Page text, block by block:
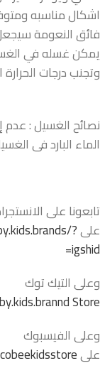
اشكال مناسبه
فائق النعومة
يمكن غسله في
وتجنب درجات الحرارة
نصائح الغسيل :
الماء البارد فى
تابعونا على
على?
igshid=
وعلى التيك توك
Store
وعلى الفيسبوك
على